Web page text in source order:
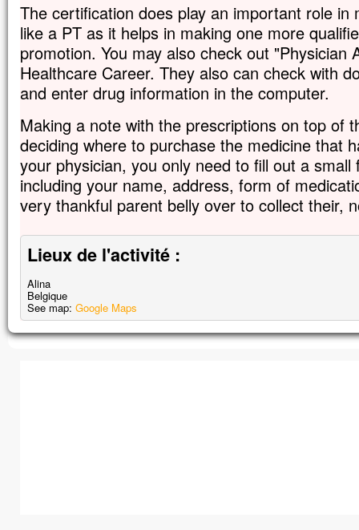
The certification does play an important role in
like a PT as it helps in making one more
promotion. You may also check out "Physician
Healthcare Career. They also can check with
and enter drug information in the computer.
Making a note with the prescriptions on top of
deciding where to purchase the medicine that
your physician, you only need to fill out a
including your name, address, form of
very thankful parent belly over to collect their,
Lieux de l'activité :
Alina
Belgique
See map: Google Maps